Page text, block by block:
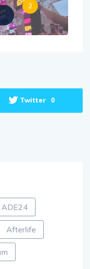
2
Twitter 0
ADE24
Afterlife